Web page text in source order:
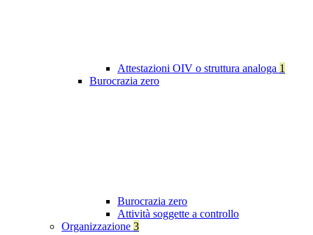
Attestazioni OIV o struttura analoga 1
Burocrazia zero
Burocrazia zero
Attività soggette a controllo
Organizzazione 3